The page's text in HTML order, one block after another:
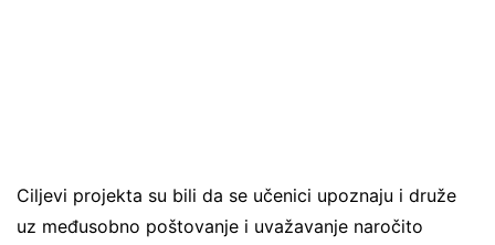
Ciljevi projekta su bili da se učenici upoznaju i druže
uz međusobno poštovanje i uvažavanje naročito